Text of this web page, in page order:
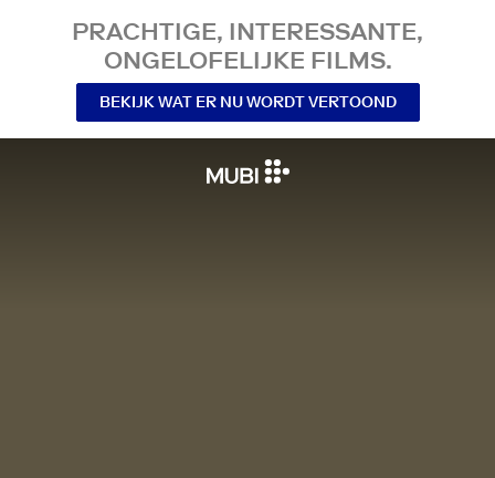
PRACHTIGE, INTERESSANTE,
ONGELOFELIJKE FILMS.
BEKIJK WAT ER NU WORDT VERTOOND